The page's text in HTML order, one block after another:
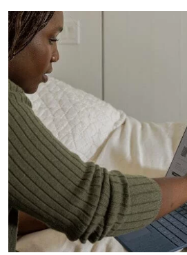
coiffes
Accessoires
palettisation
Machines
d'emballage